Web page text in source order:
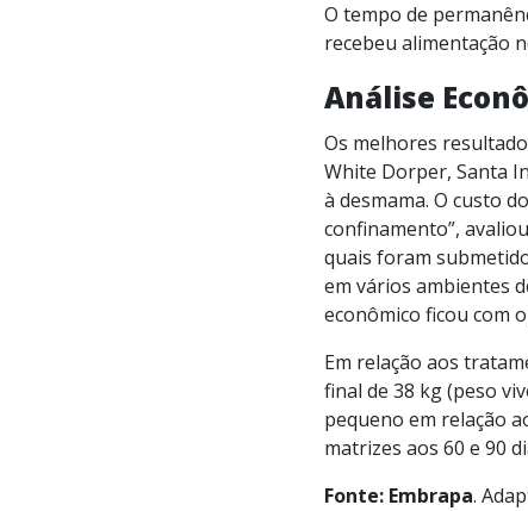
O tempo de
recebeu alimentação
Análise
Os melhores
White Dorper, Santa
à desmama. O custo
confinamento”,
quais foram
em vários ambientes
econômico ficou com
Em relação aos
final de 38 kg (peso
pequeno em relação
matrizes aos 60 e 90
Fonte: Embrapa.